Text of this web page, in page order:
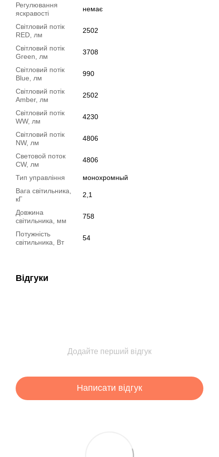
Регулювання
яскравості
немає
Світловий потік
RED, лм
2502
Світловий потік
Green, лм
3708
Світловий потік
Blue, лм
990
Світловий потік
Amber, лм
2502
Світловий потік
WW, лм
4230
Світловий потік
NW, лм
4806
Световой поток
CW, лм
4806
Тип управління
монохромный
Вага світильника,
кГ
2,1
Довжина
світильника, мм
758
Потужність
світильника, Вт
54
Відгуки
Додайте перший відгук
Написати відгук